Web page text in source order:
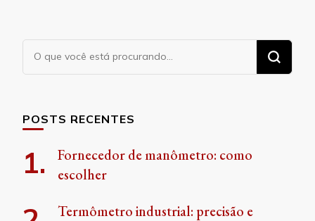
Procurando
algo?
POSTS RECENTES
Fornecedor de manômetro: como
escolher
Termômetro industrial: precisão e